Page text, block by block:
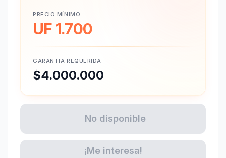
PRECIO MÍNIMO
UF 1.700
GARANTÍA REQUERIDA
$4.000.000
No disponible
¡Me interesa!